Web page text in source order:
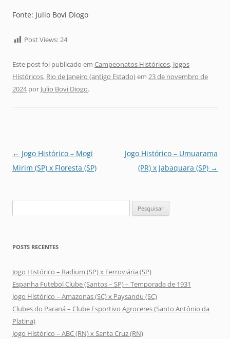
Fonte: Julio Bovi Diogo
Post Views:24
Este post foi publicado em Campeonatos Históricos, Jogos
Históricos, Rio de Janeiro (antigo Estado)em 23 de novembro de
2024por Julio Bovi Diogo.
Navegação
de
← Jogo Histórico – Mogi
Mirim (SP) x Floresta (SP)
Jogo Histórico – Umuarama
(PR) x Jabaquara (SP) →
por:
POSTS RECENTES
Jogo Histórico – Radium (SP) x Ferroviária (SP)
Espanha Futebol Clube (Santos – SP) – Temporada de 1931
Jogo Histórico – Amazonas (SC) x Paysandu (SC)
Clubes do Paraná – Clube Esportivo Agroceres (Santo Antônio da
Platina)
Jogo Histórico – ABC (RN) x Santa Cruz (RN)